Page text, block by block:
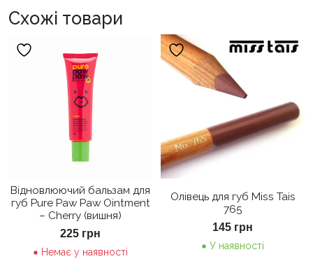
Схожі товари
Відновлюючий бальзам для
губ Pure Paw Paw Ointment
– Cherry (вишня)
225 грн
Немає у наявності
Олівець для губ Miss Tais
765
145 грн
У наявності